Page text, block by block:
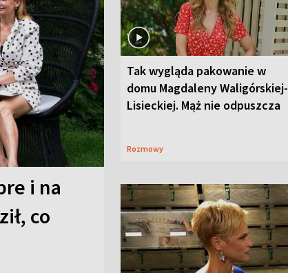
i na
co
Tak wygląda pakowanie w
domu Magdaleny Waligórskiej-
Lisieckiej. Mąż nie odpuszcza
Rozmowy